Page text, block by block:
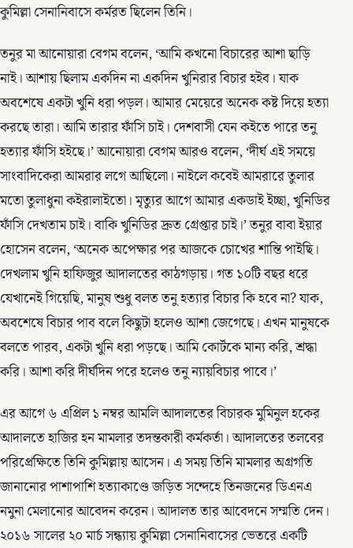
কুমিল্লা সেনানিবাসে কর্মরত ছিলেন তিনি।
তনুর মা আনোয়ারা বেগম বলেন, ‘আমি কখনো বিচারের আশা ছাড়ি
নাই। আশায় ছিলাম একদিন না একদিন খুনিরার বিচার হইব। যাক
অবশেষে একটা খুনি ধরা পড়ল। আমার মেয়েরে অনেক কষ্ট দিয়ে হত্যা
করছে তারা। আমি তারার ফাঁসি চাই। দেশবাসী যেন কইতে পারে তনু
হত্যার ফাঁসি হইছে।’ আনোয়ারা বেগম আরও বলেন, ‘দীর্ঘ এই সময়ে
সাংবাদিকেরা আমরার লগে আছিলো। নাইলে কবেই আমরারে তুলার
মতো তুলাধুনা কইরালাইতো। মৃত্যুর আগে আমার একডাই ইচ্ছা, খুনিডির
ফাঁসি দেখতাম চাই। বাকি খুনিডির দ্রুত গ্রেপ্তার চাই।’ তনুর বাবা ইয়ার
হোসেন বলেন, ‘অনেক অপেক্ষার পর আজকে চোখের শান্তি পাইছি।
দেখলাম খুনি হাফিজুর আদালতের কাঠগড়ায়। গত ১০টি বছর ধরে
যেখানেই গিয়েছি, মানুষ শুধু বলত তনু হত্যার বিচার কি হবে না? যাক,
অবশেষে বিচার পাব বলে কিছুটা হলেও আশা জেগেছে। এখন মানুষকে
বলতে পারব, একটা খুনি ধরা পড়ছে। আমি কোর্টকে মান্য করি, শ্রদ্ধা
করি। আশা করি দীর্ঘদিন পরে হলেও তনু ন্যায়বিচার পাবে।’
এর আগে ৬ এপ্রিল ১ নম্বর আমলি আদালতের বিচারক মুমিনুল হকের
আদালতে হাজির হন মামলার তদন্তকারী কর্মকর্তা। আদালতের তলবের
পরিপ্রেক্ষিতে তিনি কুমিল্লায় আসেন। এ সময় তিনি মামলার অগ্রগতি
জানানোর পাশাপাশি হত্যাকাণ্ডে জড়িত সন্দেহে তিনজনের ডিএনএ
নমুনা মেলানোর আবেদন করেন। আদালত তার আবেদনে সম্মতি দেন।
২০১৬ সালের ২০ মার্চ সন্ধ্যায় কুমিল্লা সেনানিবাসের ভেতরে একটি